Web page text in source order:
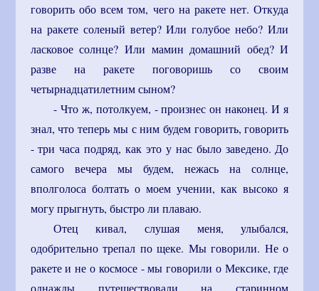
говорить обо всем том, чего на ракете нет. Откуда
на ракете соленый ветер? Или голубое небо? Или
ласковое солнце? Или мамин домашний обед? И
разве на ракете поговоришь со своим
четырнадцатилетним сыном?
- Что ж, потолкуем, - произнес он наконец. И я
знал, что теперь мы с ним будем говорить, говорить
- три часа подряд, как это у нас было заведено. До
самого вечера мы будем, нежась на солнце,
вполголоса болтать о моем учении, как высоко я
могу прыгнуть, быстро ли плаваю.
Отец кивал, слушая меня, улыбался,
одобрительно трепал по щеке. Мы говорили. Не о
ракете и не о космосе - мы говорили о Мексике, где
однажды путешествовали на старинном